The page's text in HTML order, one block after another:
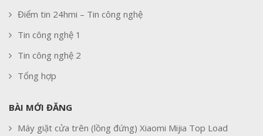
Điểm tin 24hmi – Tin công nghệ
Tin công nghệ 1
Tin công nghệ 2
Tổng hợp
BÀI MỚI ĐĂNG
Máy giặt cửa trên (lồng đứng) Xiaomi Mijia Top Load